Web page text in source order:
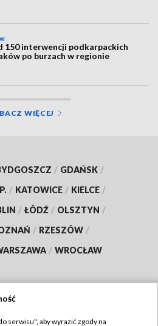
150 interwencji podkarpackich
po burzach w regionie
WIĘCEJ
/ GDAŃSK /
/ KATOWICE / KIELCE /
/ ŁÓDŹ / OLSZTYN /
/ RZESZÓW /
/ WROCŁAW
serwisu", aby wyrazić zgody na